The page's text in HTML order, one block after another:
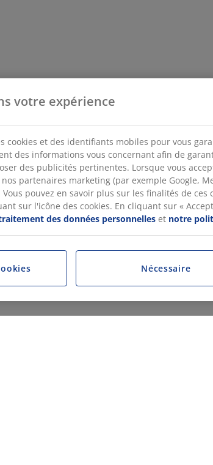
votre expérience
cookies et des identifiants mobiles pour vous
des informations vous concernant afin de
des publicités pertinentes. Lorsque vous
partenaires marketing (par exemple Google,
pouvez en savoir plus sur les finalités de
sur l'icône des cookies. En cliquant sur «
des données personnelles et notre
Nécessaire